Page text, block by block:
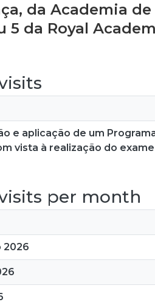
da Academia
5 da Royal
e aplicação de um
vista à realização do
per month
2026